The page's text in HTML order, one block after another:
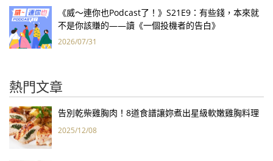
《威～連你也Podcast了！》S21E9：有些錢，本來就
不是你該賺的——讀《一個投機者的告白》
2026/07/31
熱門文章
告別乾柴雞胸肉！8道食譜讓妳煮出星級軟嫩雞胸料理
2025/12/08